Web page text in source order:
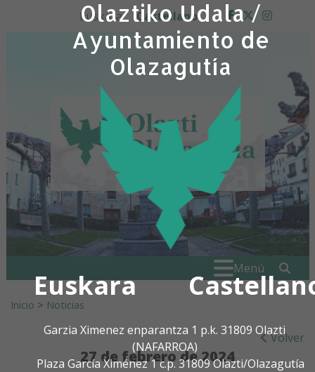
Olaztiko Udala /
Ayuntamiento de
Olazagutía
Euskara
Garzia Ximenez enparantza 1 p.k. 31809 Olazti
(NAFARROA)
Plaza García Ximénez 1 c.p. 31809 Olazti/Olazagutía
Euskara Castellano facebook
twitter
Menú
Inicio > Noticias
Volver
27 de febrero de 2024